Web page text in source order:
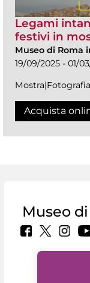
Legami
festivi in
Museo di Roma
19/09/2025 - 01/
Mostra|Fotografia
Acquista
Museo